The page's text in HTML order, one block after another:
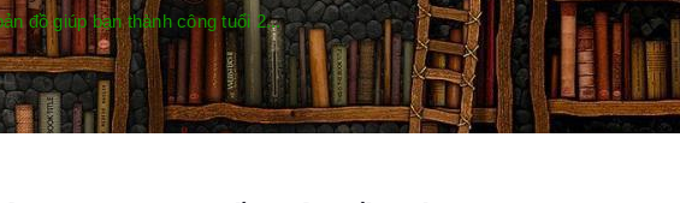
đồ giúp bạn thành công tuổi 2...